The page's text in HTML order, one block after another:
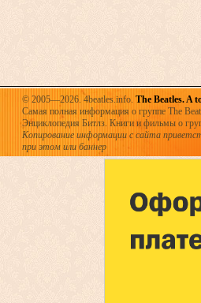
© 2005—2026. 4beatles.info. The Beatles. A
Самая полная информация о группе The
Энциклопедия Битлз. Книги и фильмы о
Копирование информации с сайта
при этом или баннер